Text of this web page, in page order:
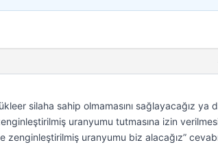
silaha sahip olmamasını sağlayacağız ya
uranyumu tutmasına izin
uranyumu biz alacağız”